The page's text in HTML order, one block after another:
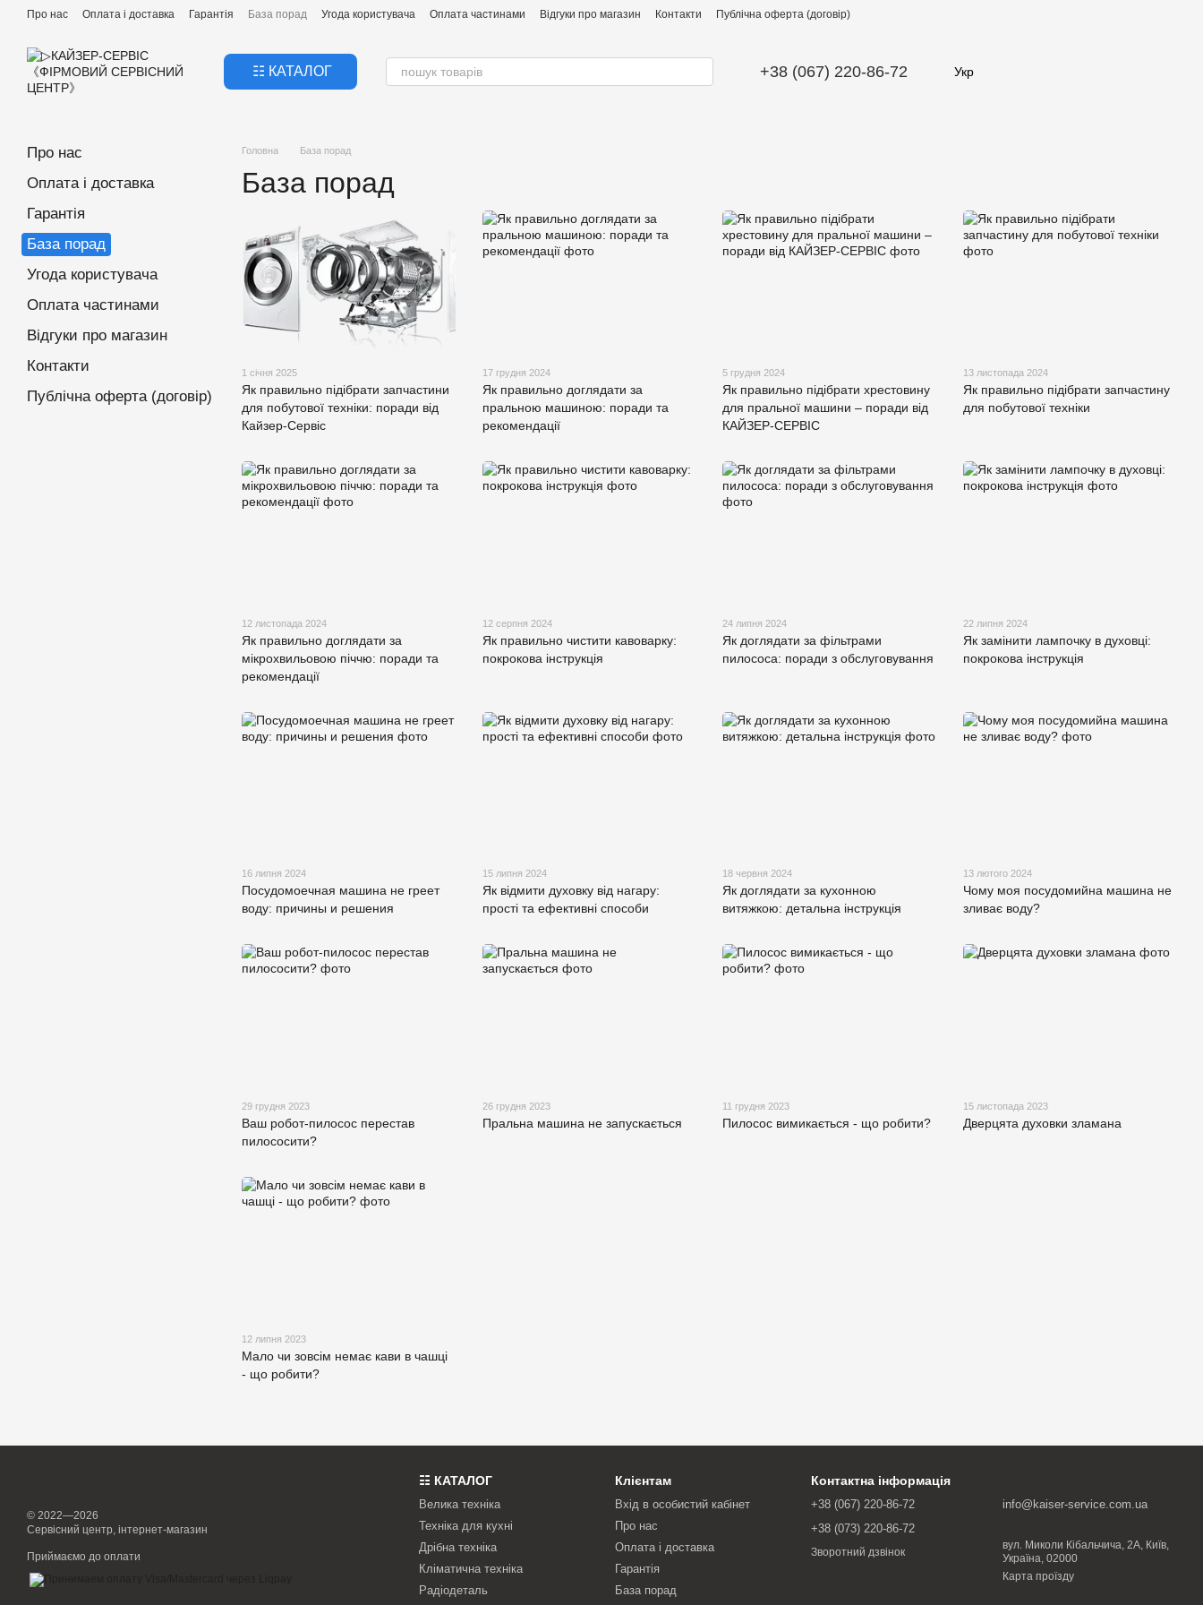
Перейти к основному контенту
Про нас Оплата і доставка Гарантія База порад Угода користувача Оплата частинами Відгуки про магазин Контакти Публічна оферта (договір)
☷ КАТАЛОГ +38 (067) 220-86-72 Укр
Головна База порад
База порад
1 січня 2025
Як правильно підібрати запчастини
для побутової техніки: поради від
Кайзер-Сервіс
17 грудня 2024
Як правильно доглядати за
пральною машиною: поради та
рекомендації
5 грудня 2024
Як правильно підібрати хрестовину
для пральної машини – поради від
КАЙЗЕР-СЕРВІС
13 листопада 2024
Як правильно підібрати запчастину
для побутової техніки
12 листопада 2024
Як правильно доглядати за
мікрохвильовою піччю: поради та
рекомендації
12 серпня 2024
Як правильно чистити кавоварку:
покрокова інструкція
24 липня 2024
Як доглядати за фільтрами
пилососа: поради з обслуговування
22 липня 2024
Як замінити лампочку в духовці:
покрокова інструкція
16 липня 2024
Посудомоечная машина не греет
воду: причины и решения
15 липня 2024
Як відмити духовку від нагару:
прості та ефективні способи
18 червня 2024
Як доглядати за кухонною
витяжкою: детальна інструкція
13 лютого 2024
Чому моя посудомийна машина не
зливає воду?
29 грудня 2023
Ваш робот-пилосос перестав
пилососити?
26 грудня 2023
Пральна машина не запускається
11 грудня 2023
Пилосос вимикається - що робити?
15 листопада 2023
Дверцята духовки зламана
12 липня 2023
Мало чи зовсім немає кави в чашці
- що робити?
Про нас
Оплата і доставка
Гарантія
База порад
Угода користувача
Оплата частинами
Відгуки про магазин
Контакти
Публічна оферта (договір)
© 2022—2026
Сервісний центр, інтернет-магазин
Приймаємо до оплати
☷ КАТАЛОГ
Велика техніка
Техніка для кухні
Дрібна техніка
Кліматична техніка
Радіодеталь
Клієнтам
Вхід в особистий кабінет
Про нас
Оплата і доставка
Гарантія
База порад
Контактна інформація
+38 (067) 220-86-72
+38 (073) 220-86-72
Зворотний дзвінок
info@kaiser-service.com.ua
вул. Миколи Кібальчича, 2А, Київ,
Україна, 02000
Карта проїзду